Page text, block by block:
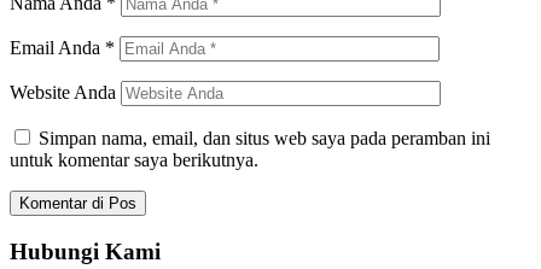
Email Anda *
Website Anda
Simpan nama, email, dan situs web saya pada peramban ini
untuk komentar saya berikutnya.
Hubungi Kami